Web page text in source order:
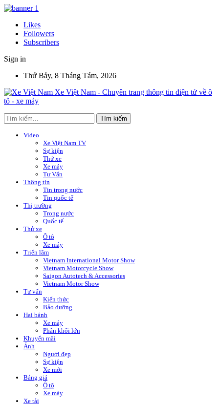
Likes
Followers
Subscribers
Sign in
Thứ Bảy, 8 Tháng Tám, 2026
Xe Việt Nam - Chuyên trang thông tin điện tử về ô
tô - xe máy
Video
Xe Việt Nam TV
Sự kiện
Thử xe
Xe máy
Tư Vấn
Thông tin
Tin trong nước
Tin quốc tế
Thị trường
Trong nước
Quốc tế
Thử xe
Ô tô
Xe máy
Triển lãm
Vietnam International Motor Show
Vietnam Motorcycle Show
Saigon Autotech & Accessories
Vietnam Motor Show
Tư vấn
Kiến thức
Bảo dưỡng
Hai bánh
Xe máy
Phân khối lớn
Khuyến mãi
Ảnh
Người đẹp
Sự kiện
Xe mới
Bảng giá
Ô tô
Xe máy
Xe tải